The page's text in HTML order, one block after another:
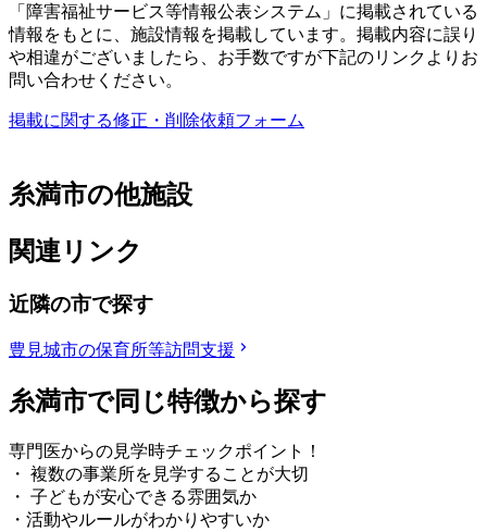
「障害福祉サービス等情報公表システム」に掲載されている
情報をもとに、施設情報を掲載しています。掲載内容に誤り
や相違がございましたら、お手数ですが下記のリンクよりお
問い合わせください。
掲載に関する修正・削除依頼フォーム
糸満市の他施設
関連リンク
近隣の市で探す
豊見城市の保育所等訪問支援
糸満市で同じ特徴から探す
専門医からの見学時チェックポイント！
・ 複数の事業所を見学することが大切
・ 子どもが安心できる雰囲気か
・活動やルールがわかりやすいか